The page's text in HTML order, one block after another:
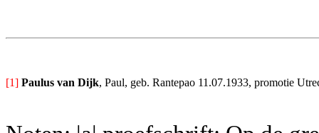
[1] Paulus van Dijk, Paul, geb. Rantepao 11.07.1933, promotie